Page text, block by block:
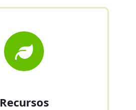
Recursos